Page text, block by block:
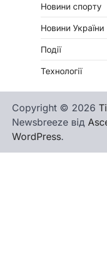
Новини спорту
Новини України
Події
Технології
Copyright © 2026
Newsbreeze від
WordPress.